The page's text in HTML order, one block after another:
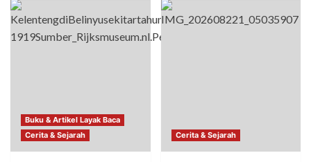
Buku & Artikel Layak Baca
Cerita & Sejarah
Cerita & Sejarah